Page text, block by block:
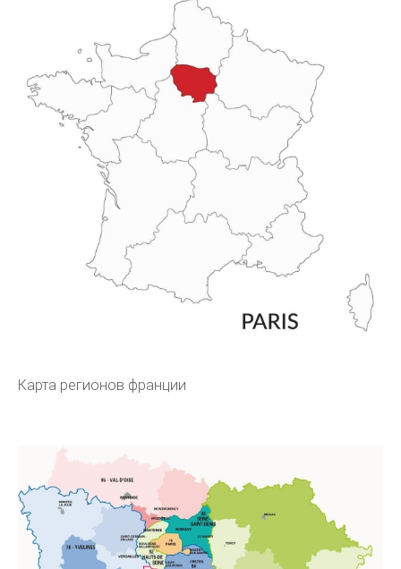
Карта регионов франции